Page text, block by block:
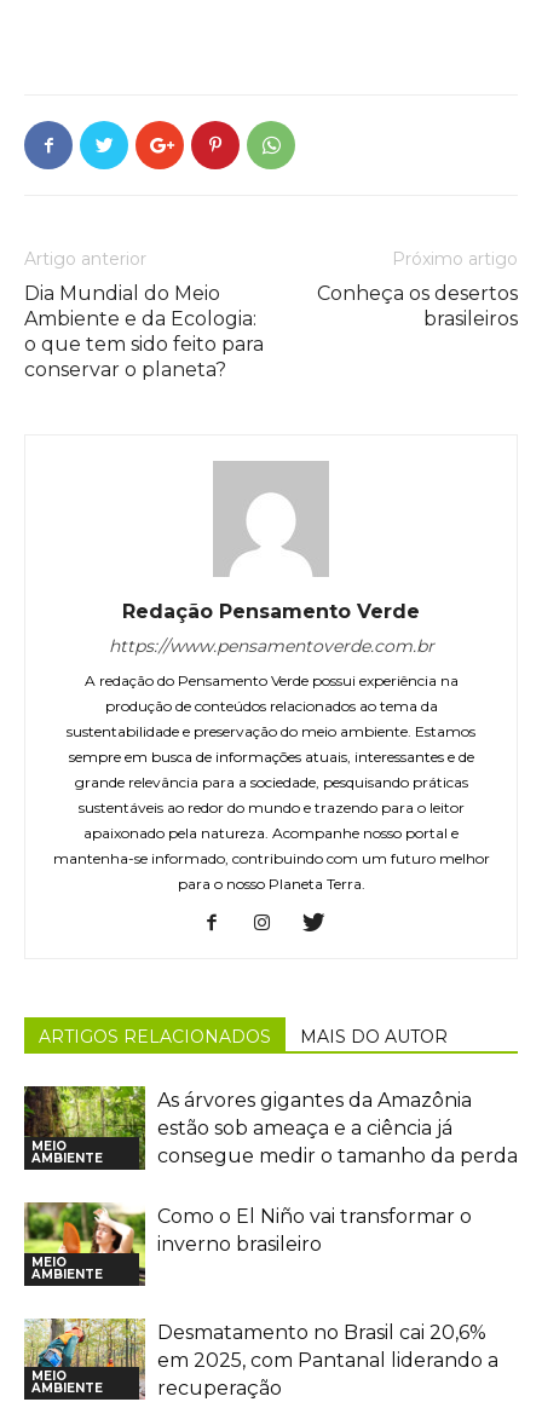
Artigo anterior
Dia Mundial do Meio
Ambiente e da Ecologia:
o que tem sido feito para
conservar o planeta?
Próximo artigo
Conheça os desertos
brasileiros
Redação Pensamento Verde
https://www.pensamentoverde.com.br
A redação do Pensamento Verde possui experiência na
produção de conteúdos relacionados ao tema da
sustentabilidade e preservação do meio ambiente. Estamos
sempre em busca de informações atuais, interessantes e de
grande relevância para a sociedade, pesquisando práticas
sustentáveis ao redor do mundo e trazendo para o leitor
apaixonado pela natureza. Acompanhe nosso portal e
mantenha-se informado, contribuindo com um futuro melhor
para o nosso Planeta Terra.
ARTIGOS RELACIONADOS MAIS DO AUTOR
MEIO
AMBIENTE
As árvores gigantes da Amazônia
estão sob ameaça e a ciência já
consegue medir o tamanho da perda
MEIO
AMBIENTE
Como o El Niño vai transformar o
inverno brasileiro
MEIO
AMBIENTE
Desmatamento no Brasil cai 20,6%
em 2025, com Pantanal liderando a
recuperação